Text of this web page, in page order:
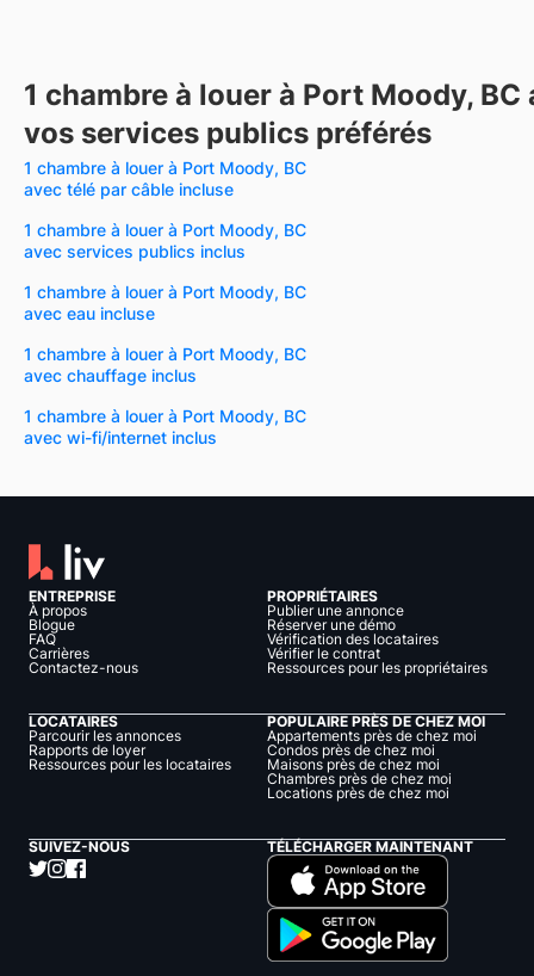
1 chambre à louer à Port Moody, BC
vos services publics préférés
1 chambre à louer à Port Moody, BC
avec télé par câble incluse
1 chambre à louer à Port Moody, BC
avec services publics inclus
1 chambre à louer à Port Moody, BC
avec eau incluse
1 chambre à louer à Port Moody, BC
avec chauffage inclus
1 chambre à louer à Port Moody, BC
avec wi-fi/internet inclus
ENTREPRISE
À propos
Blogue
FAQ
Carrières
Contactez-nous
PROPRIÉTAIRES
Publier une annonce
Réserver une démo
Vérification des locataires
Vérifier le contrat
Ressources pour les propriétaires
LOCATAIRES
Parcourir les annonces
Rapports de loyer
Ressources pour les locataires
POPULAIRE PRÈS DE CHEZ MOI
Appartements près de chez moi
Condos près de chez moi
Maisons près de chez moi
Chambres près de chez moi
Locations près de chez moi
SUIVEZ-NOUS TÉLÉCHARGER MAINTENANT